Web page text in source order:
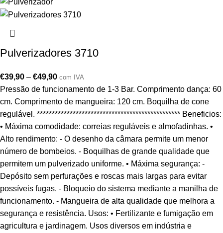
Pulverizadores 3710
€39,90 – €49,90 com IVA
Pressão de funcionamento de 1-3 Bar. Comprimento dança: 60
cm. Comprimento de mangueira: 120 cm. Boquilha de cone
regulável. ************************************************ Beneficios:
• Máxima comodidade: correias reguláveis e almofadinhas. •
Alto rendimento: - O desenho da câmara permite um menor
número de bombeios. - Boquilhas de grande qualidade que
permitem um pulverizado uniforme. • Máxima segurança: -
Depósito sem perfurações e roscas mais largas para evitar
possíveis fugas. - Bloqueio do sistema mediante a manilha de
funcionamento. - Mangueira de alta qualidade que melhora a
segurança e resistência. Usos: • Fertilizante e fumigação em
agricultura e jardinagem. Usos diversos em indústria e